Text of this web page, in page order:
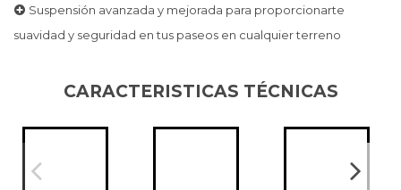
Suspensión avanzada y mejorada para proporcionarte
suavidad y seguridad en tus paseos en cualquier terreno
CARACTERISTICAS TÉCNICAS